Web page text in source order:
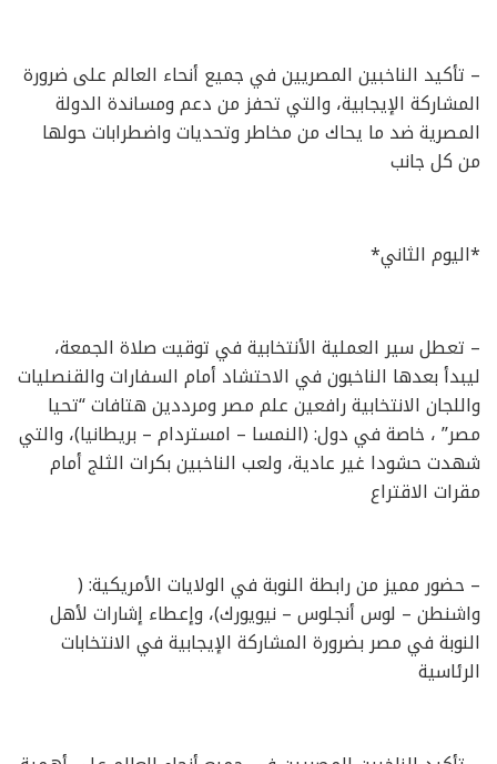
– تأكيد الناخبين المصريين في جميع أنحاء العالم على ضرورة
المشاركة الإيجابية، والتي تحفز من دعم ومساندة الدولة
المصرية ضد ما يحاك من مخاطر وتحديات واضطرابات حولها
من كل جانب
*اليوم الثاني*
– تعطل سير العملية الأنتخابية في توقيت صلاة الجمعة،
ليبدأ بعدها الناخبون في الاحتشاد أمام السفارات والقنصليات
واللجان الانتخابية رافعين علم مصر ومرددين هتافات “تحيا
مصر” ، خاصة في دول: (النمسا – امستردام – بريطانيا)، والتي
شهدت حشودا غير عادية، ولعب الناخبين بكرات الثلج أمام
مقرات الاقتراع
– حضور مميز من رابطة النوبة في الولايات الأمريكية: (
واشنطن – لوس أنجلوس – نيويورك)، وإعطاء إشارات لأهل
النوبة في مصر بضرورة المشاركة الإيجابية في الانتخابات
الرئاسية